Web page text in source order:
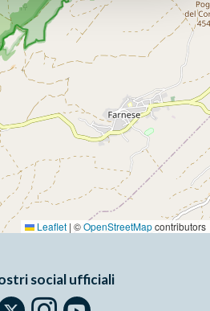
Leaflet | ©OpenStreetMapcontributors
social ufficiali